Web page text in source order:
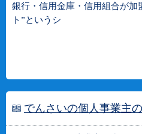
銀行・信用金庫・信用組合が加
ト”というシ
でんさいの個人事業主